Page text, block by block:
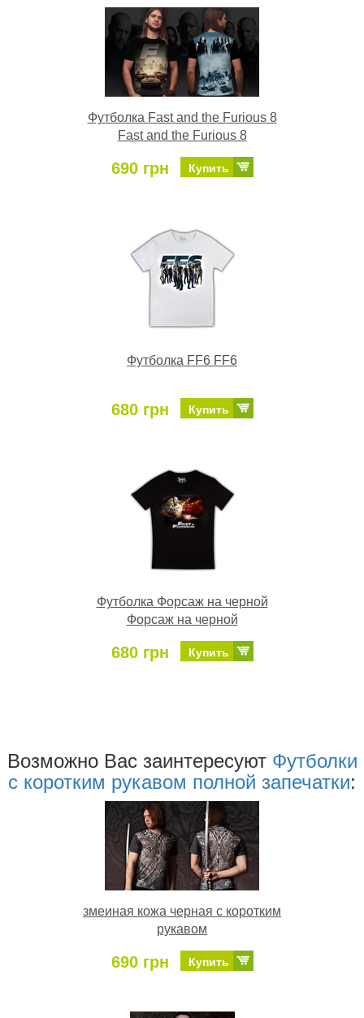
Футболка Fast and the Furious 8
Fast and the Furious 8
690 грн Купить
Футболка FF6 FF6
680 грн Купить
Футболка Форсаж на черной
Форсаж на черной
680 грн Купить
Возможно Ваc заинтересуют Футболки
с коротким рукавом полной запечатки:
змеиная кожа черная с коротким
рукавом
690 грн Купить